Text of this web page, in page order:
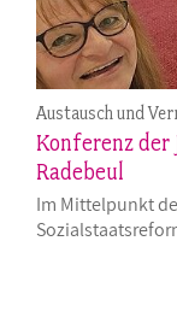
Austausch und
Konferenz
Radebeul
Im Mittelpunkt